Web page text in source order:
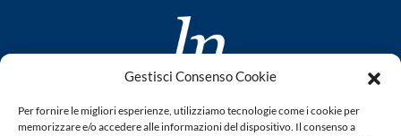
Gestisci Consenso Cookie
Per fornire le migliori esperienze, utilizziamo tecnologie come i cookie per
memorizzare e/o accedere alle informazioni del dispositivo. Il consenso a
www.laletteraturaenoi.it
fondato da Romano Luperini